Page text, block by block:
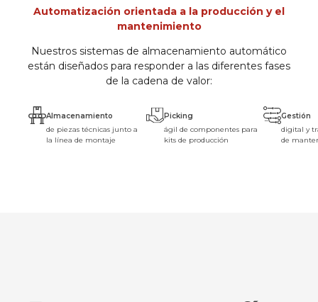
Automatización orientada a la producción y el
mantenimiento
Nuestros sistemas de almacenamiento automático
están diseñados para responder a las diferentes fases
de la cadena de valor:
Almacenamiento
de piezas técnicas junto a
la línea de montaje
Picking
ágil de componentes para
kits de producción
Gestión
digital y
de